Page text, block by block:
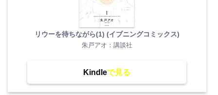
リウーを待ちながら(1) (イブニングコミックス)
朱戸アオ：講談社
Kindle